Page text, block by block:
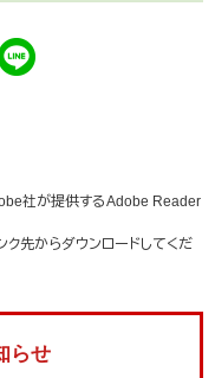
社が提供するAdobe Reader
先からダウンロードしてくだ
らせ